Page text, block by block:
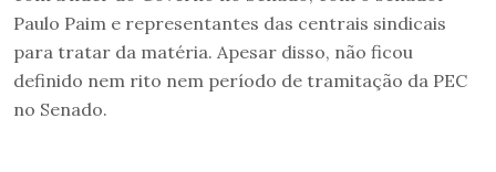
Paulo Paim e representantes das centrais sindicais
para tratar da matéria. Apesar disso, não ficou
definido nem rito nem período de tramitação da PEC
no Senado.